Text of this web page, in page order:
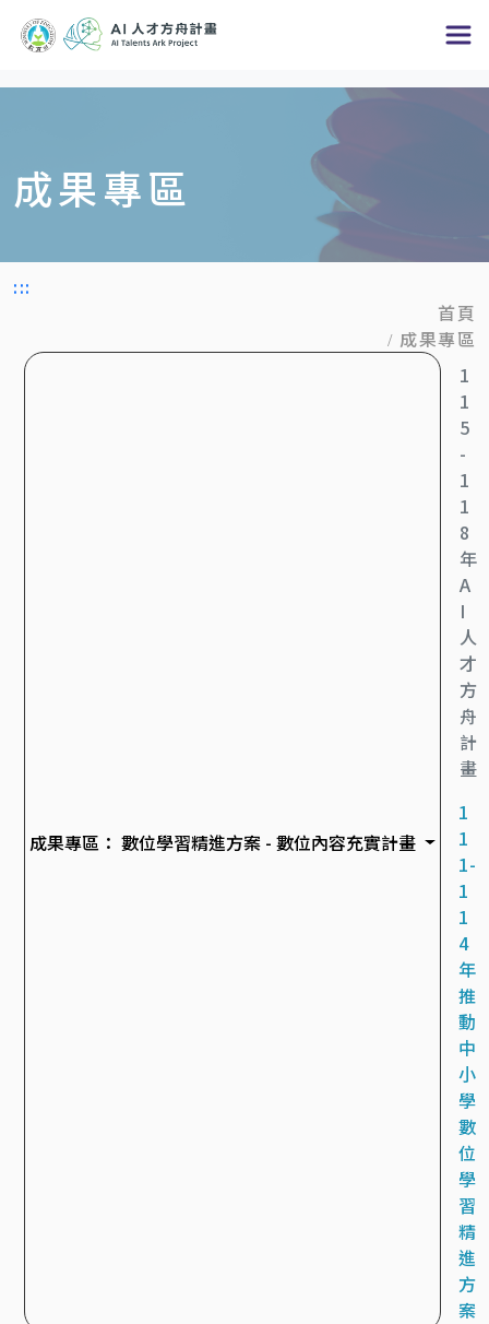
跳
容
區
成果專區
:::
首頁
成果專區
成果專區： 數位學習精進方案 - 數位內容充實計畫
1
1
5
-
1
1
8
年
A
I
人
才
方
舟
計
畫
1
1
1-
1
1
4
年
推
動
中
小
學
數
位
學
習
精
進
方
案